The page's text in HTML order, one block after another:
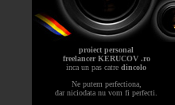
proiect personal
freelancer KERUCOV .ro
inca un pas catre dincolo
Ne putem perfectiona,
dar niciodata nu vom fi perfecti.